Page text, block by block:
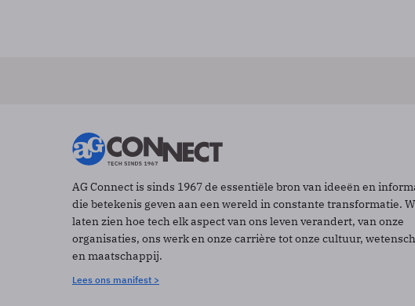
AG Connect is sinds 1967 de essentiële bron van ideeën en
die betekenis geven aan een wereld in constante transformatie.
laten zien hoe tech elk aspect van ons leven verandert, van onze
organisaties, ons werk en onze carrière tot onze cultuur,
en maatschappij.
Lees ons manifest >